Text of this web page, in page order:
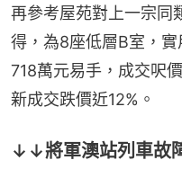
再參考屋苑對上一宗同
得，為8座低層B室，
718萬元易手，成交呎
新成交跌價近12%。
↓↓將軍澳站列車